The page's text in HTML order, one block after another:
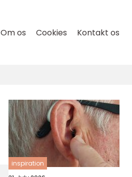
Om os Cookies Kontakt os
inspiration